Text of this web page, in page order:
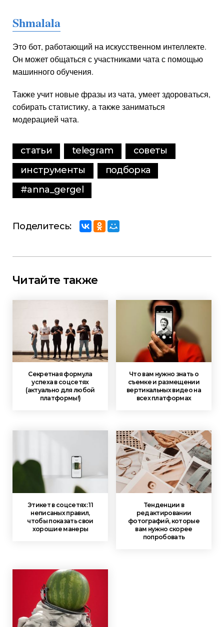
Shmalala
Это бот, работающий на искусственном интеллекте.
Он может общаться с участниками чата с помощью
машинного обучения.
Также учит новые фразы из чата, умеет здороваться,
собирать статистику, а также заниматься
модерацией чата.
статьи telegram
советы
инструменты
подборка
#anna_gergel
Поделитесь:
Читайте также
Секретная формула
успеха в соцсетях
(актуально для любой
платформы!)
Что вам нужно знать о
съемке и размещении
вертикальных видео на
всех платформах
Этикет в соцсетях: 11
неписаных правил,
чтобы показать свои
хорошие манеры
Тенденции в
редактировании
фотографий, которые
вам нужно скорее
попробовать